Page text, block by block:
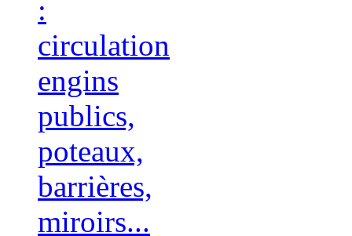
:
circulation
engins
publics,
poteaux,
barrières,
miroirs...